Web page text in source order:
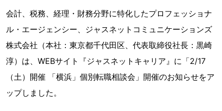
会計、税務、経理・財務分野に特化したプロフェッショナ
ル・エージェンシー、ジャスネットコミュニケーションズ
株式会社（本社：東京都千代田区、代表取締役社長：黒崎
淳）は、WEBサイト『ジャスネットキャリア』に「2/17
（土）開催 「横浜」個別転職相談会」開催のお知らせをア
ップしました。